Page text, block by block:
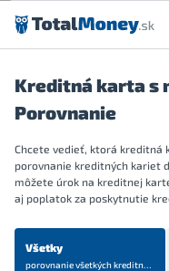
Preskočiť na obsah
Kreditná karta s
Porovnanie
Chcete vedieť, ktorá kreditná
porovnanie kreditných kariet
môžete úrok na kreditnej
aj poplatok za poskytnutie
Všetky
porovnanie všetkýchkreditných kariet